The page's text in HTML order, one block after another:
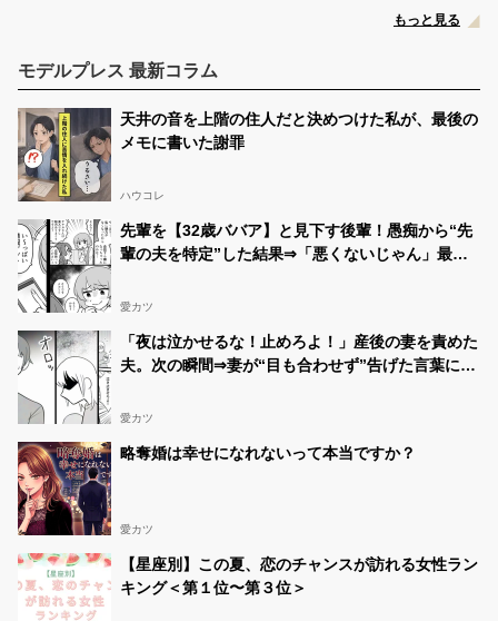
もっと見る
モデルプレス 最新コラム
天井の音を上階の住人だと決めつけた私が、最後の
メモに書いた謝罪
ハウコレ
先輩を【32歳ババア】と見下す後輩！愚痴から“先
輩の夫を特定”した結果⇒「悪くないじゃん」最悪
愛カツ
「夜は泣かせるな！止めろよ！」産後の妻を責めた
夫。次の瞬間⇒妻が“目も合わせず”告げた言葉に…
愛カツ
略奪婚は幸せになれないって本当ですか？
愛カツ
【星座別】この夏、恋のチャンスが訪れる女性ラン
キング＜第１位〜第３位＞